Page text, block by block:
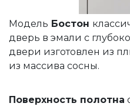
Модель Бостон
дверь в эмали с
двери изготовлен из
из массива сосны.
Поверхность полотна